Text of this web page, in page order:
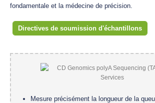
fondamentale et la médecine de précision.
Directives de soumission d'échantillons
Mesure précisément la longueur de la